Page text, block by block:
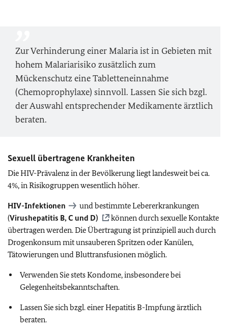
Zur Verhinderung einer Malaria ist in Gebieten mit
hohem Malariarisiko zusätzlich zum
Mückenschutz eine Tabletteneinnahme
(Chemoprophylaxe) sinnvoll. Lassen Sie sich bzgl.
der Auswahl entsprechender Medikamente ärztlich
beraten.
Sexuell übertragene Krankheiten
Die HIV-Prävalenz in der Bevölkerung liegt landesweit bei ca.
4%, in Risikogruppen wesentlich höher.
HIV-Infektionen
und bestimmte Lebererkrankungen
(Virushepatitis B, C und D)
können durch sexuelle Kontakte
übertragen werden. Die Übertragung ist prinzipiell auch durch
Drogenkonsum mit unsauberen Spritzen oder Kanülen,
Tätowierungen und Bluttransfusionen möglich.
Verwenden Sie stets Kondome, insbesondere bei
Gelegenheitsbekanntschaften.
Lassen Sie sich bzgl. einer Hepatitis B-Impfung ärztlich
beraten.